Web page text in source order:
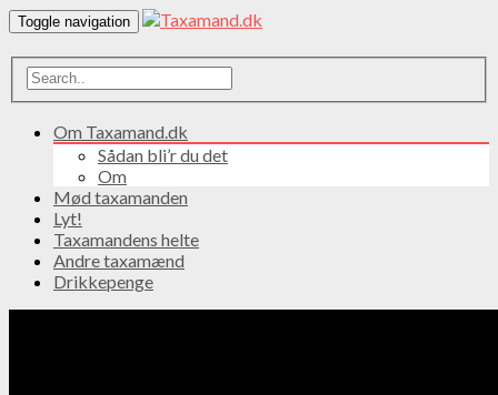
Toggle navigation
Om Taxamand.dk
Sådan bli’r du det
Om
Mød taxamanden
Lyt!
Taxamandens helte
Andre taxamænd
Drikkepenge